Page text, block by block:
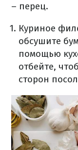
– перец.
Куриное
обсушите
помощью
отбейте,
сторон